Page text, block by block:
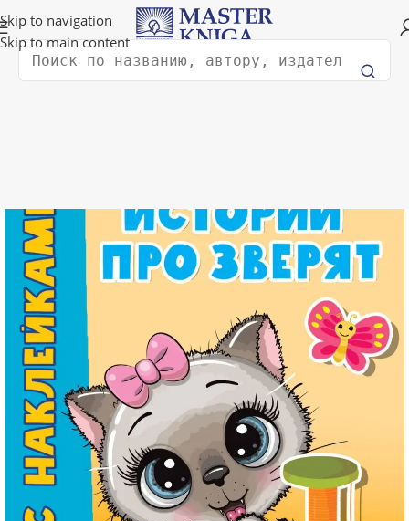
Skip to navigation
Skip to main content
Доставка в любую страну мира!
Поиск